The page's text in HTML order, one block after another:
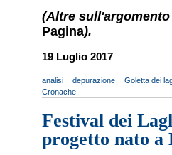
(Altre
Pagina).
19 Luglio 2017
analisi depurazione Goletta dei
Cronache
Festival dei
progetto nato a